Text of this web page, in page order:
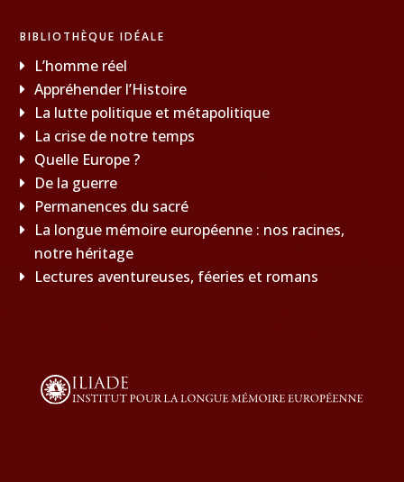
BIBLIOTHÈQUE IDÉALE
L’homme réel
Appréhender l’Histoire
La lutte politique et métapolitique
La crise de notre temps
Quelle Europe ?
De la guerre
Permanences du sacré
La longue mémoire européenne : nos racines,
notre héritage
Lectures aventureuses, féeries et romans